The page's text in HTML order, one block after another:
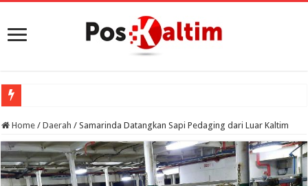
Home / Daerah / Samarinda Datangkan Sapi Pedaging dari Luar Kaltim